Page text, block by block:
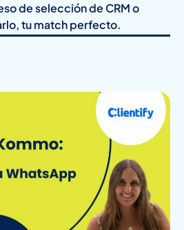
de selección de CRM o
tu match perfecto.